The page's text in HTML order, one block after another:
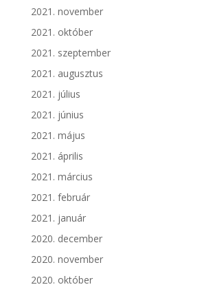
2021. november
2021. október
2021. szeptember
2021. augusztus
2021. július
2021. június
2021. május
2021. április
2021. március
2021. február
2021. január
2020. december
2020. november
2020. október